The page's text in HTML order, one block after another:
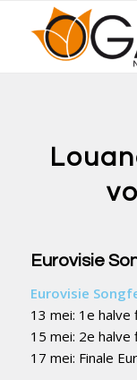
Eurovisie
Eurovisie
13 mei: 1e halve
15 mei: 2e halve
17 mei: Finale